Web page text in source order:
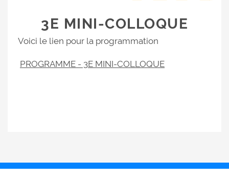
3E MINI-COLLOQUE
Voici le lien pour la programmation
PROGRAMME - 3E MINI-COLLOQUE